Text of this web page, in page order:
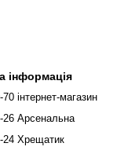
інформація
інтернет-магазин
26 Арсенальна
24 Хрещатик